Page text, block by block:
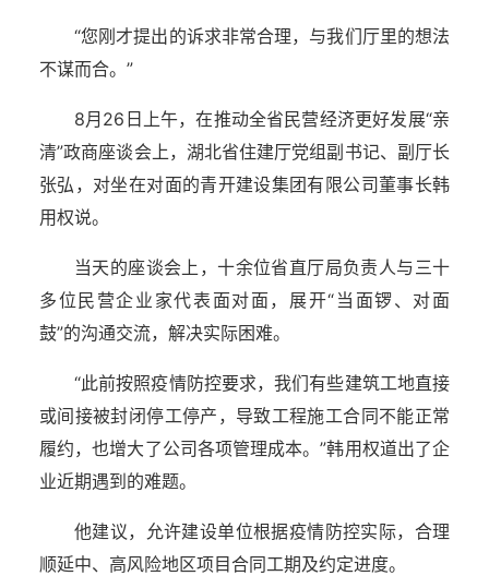
“您刚才提出的诉求非常合理，与我们厅里的想法
不谋而合。”
8月26日上午，在推动全省民营经济更好发展“亲
清”政商座谈会上，湖北省住建厅党组副书记、副厅长
张弘，对坐在对面的青开建设集团有限公司董事长韩
用权说。
当天的座谈会上，十余位省直厅局负责人与三十
多位民营企业家代表面对面，展开“当面锣、对面
鼓”的沟通交流，解决实际困难。
“此前按照疫情防控要求，我们有些建筑工地直接
或间接被封闭停工停产，导致工程施工合同不能正常
履约，也增大了公司各项管理成本。”韩用权道出了企
业近期遇到的难题。
他建议，允许建设单位根据疫情防控实际，合理
顺延中、高风险地区项目合同工期及约定进度。